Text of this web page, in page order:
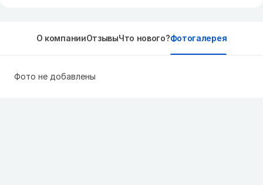
О компанииОтзывыЧто нового?Фотогалерея
Фото не добавлены